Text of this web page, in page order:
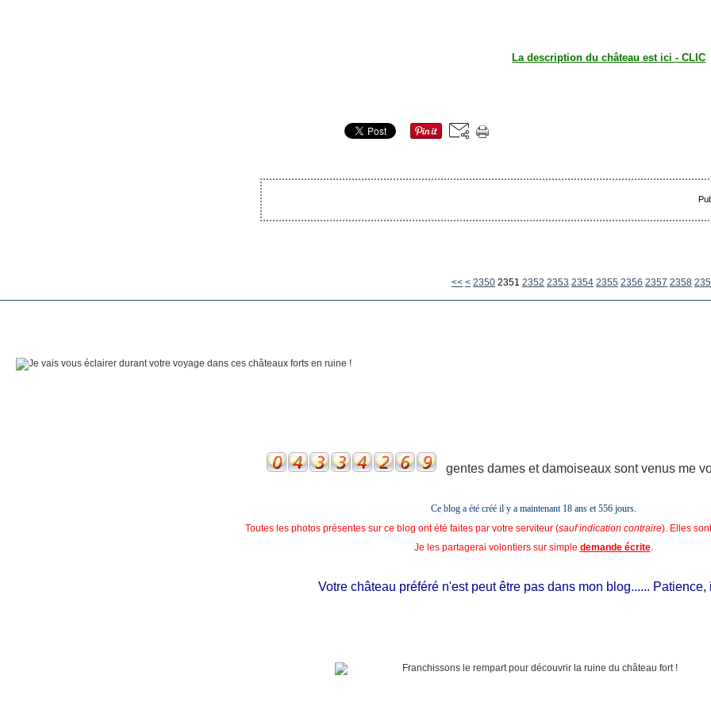
La description du château est ici - CLIC
<< < 2300
2310
2320
2330
2340
2350 2351 2352 2353 2354 2355 2356 2357 2358
gentes dames et damoiseaux sont venus me
Ce blog a été créé il y a maintenant 18 ans et556 jours.
Toutes les photos présentes sur ce blog ont été faites par votre serviteur (sauf indication contraire). Elles
Je les partagerai volontiers sur simple demande écrite.
Votre château préféré n'est peut être pas dans mon blog...... Patience,